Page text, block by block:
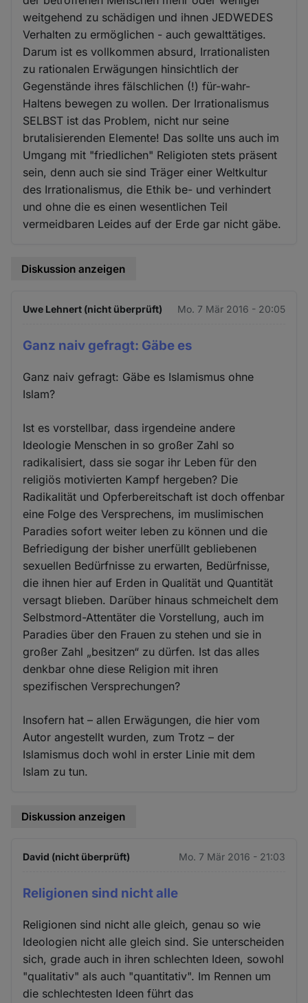
weitgehend zu schädigen und ihnen JEDWEDES
Verhalten zu ermöglichen - auch gewalttätiges.
Darum ist es vollkommen absurd, Irrationalisten
zu rationalen Erwägungen hinsichtlich der
Gegenstände ihres fälschlichen (!) für-wahr-
Haltens bewegen zu wollen. Der Irrationalismus
SELBST ist das Problem, nicht nur seine
brutalisierenden Elemente! Das sollte uns auch im
Umgang mit "friedlichen" Religioten stets präsent
sein, denn auch sie sind Träger einer Weltkultur
des Irrationalismus, die Ethik be- und verhindert
und ohne die es einen wesentlichen Teil
vermeidbaren Leides auf der Erde gar nicht gäbe.
Diskussion anzeigen
Uwe Lehnert (nicht überprüft) Mo. 7 Mär 2016 - 20:05
Ganz naiv gefragt: Gäbe es
Ganz naiv gefragt: Gäbe es Islamismus ohne
Islam?
Ist es vorstellbar, dass irgendeine andere
Ideologie Menschen in so großer Zahl so
radikalisiert, dass sie sogar ihr Leben für den
religiös motivierten Kampf hergeben? Die
Radikalität und Opferbereitschaft ist doch offenbar
eine Folge des Versprechens, im muslimischen
Paradies sofort weiter leben zu können und die
Befriedigung der bisher unerfüllt gebliebenen
sexuellen Bedürfnisse zu erwarten, Bedürfnisse,
die ihnen hier auf Erden in Qualität und Quantität
versagt blieben. Darüber hinaus schmeichelt dem
Selbstmord-Attentäter die Vorstellung, auch im
Paradies über den Frauen zu stehen und sie in
großer Zahl „besitzen“ zu dürfen. Ist das alles
denkbar ohne diese Religion mit ihren
spezifischen Versprechungen?
Insofern hat – allen Erwägungen, die hier vom
Autor angestellt wurden, zum Trotz – der
Islamismus doch wohl in erster Linie mit dem
Islam zu tun.
Diskussion anzeigen
David (nicht überprüft) Mo. 7 Mär 2016 - 21:03
Religionen sind nicht alle
Religionen sind nicht alle gleich, genau so wie
Ideologien nicht alle gleich sind. Sie unterscheiden
sich, grade auch in ihren schlechten Ideen, sowohl
"qualitativ" als auch "quantitativ". Im Rennen um
die schlechtesten Ideen führt das